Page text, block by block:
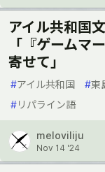
アイル共和国
「『ゲームマ
寄せて」
#アイル共和国 #東
#リパライン語
meloviliju
Nov 14 '24